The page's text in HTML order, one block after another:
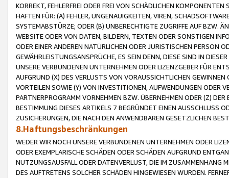
KORREKT, FEHLERFREI ODER FREI VON SCHÄDLICHEN
HAFTEN FÜR: (A) FEHLER, UNGENAUIGKEITEN, VIREN,
SYSTEMABSTÜRZE; ODER (B) UNBERECHTIGTE ZUGRIFFE AUF BZW.
WEBSITE ODER VON DATEN, BILDERN, TEXTEN ODER SONSTIGEN
ODER EINER ANDEREN NATÜRLICHEN ODER JURISTISCHEN PERSON
GEWÄHRLEISTUNGSANSPRÜCHE, ES SEIN DENN, DIESE SIND IN
UNSERE VERBUNDENEN UNTERNEHMEN ODER LIZENZGEBER FÜR
AUFGRUND (X) DES VERLUSTS VON VORAUSSICHTLICHEN
VORTEILEN SOWIE (Y) VON INVESTITIONEN, AUFWENDUNGEN ODER
PARTNERPROGRAMM VORNEHMEN BZW. ÜBERNEHMEN ODER (Z)
BESTIMMUNG DIESES ARTIKELS 7 BEGRÜNDET EINEN AUSSCHLUSS
ZUSICHERUNGEN, DIE NACH DEN ANWENDBAREN GESETZLICHEN
8.Haftungsbeschränkungen
WEDER WIR NOCH UNSERE VERBUNDENEN UNTERNEHMEN ODER
ODER EXEMPLARISCHE SCHÄDEN ODER SCHÄDEN AUFGRUND
NUTZUNGSAUSFALL ODER DATENVERLUST, DIE IM ZUSAMMENHANG
DES AUFTRETENS SOLCHER SCHÄDEN HINGEWIESEN WURDEN.